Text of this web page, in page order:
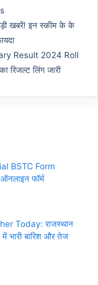
खबरें! इन स्कीम के के
Result 2024 Roll
रिजल्ट लिंग जारी
BSTC Form
फॉर्म
Today: राजस्थान
भारी बारिश और तेज